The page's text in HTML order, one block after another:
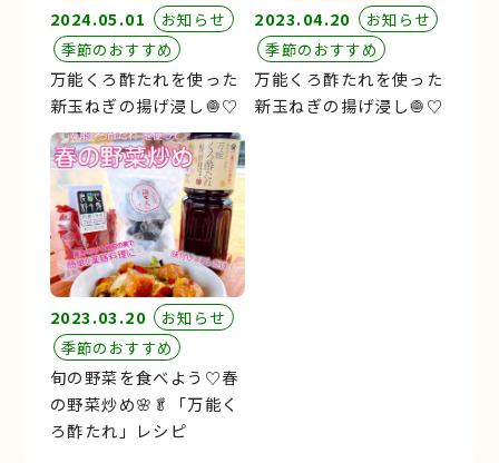
2024.05.01
お知らせ
季節のおすすめ
万能くろ酢たれを使った
新玉ねぎの揚げ浸し🧅♡
2023.04.20
お知らせ
季節のおすすめ
万能くろ酢たれを使った
新玉ねぎの揚げ浸し🧅♡
2023.03.20
お知らせ
季節のおすすめ
旬の野菜を食べよう♡春
の野菜炒め🌸🥬「万能く
ろ酢たれ」レシピ